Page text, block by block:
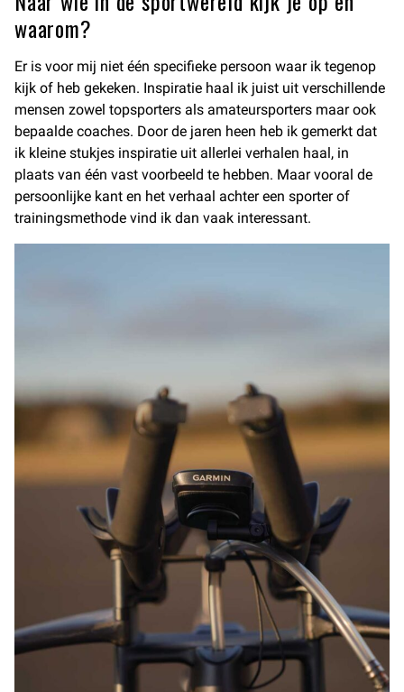
waarom?
Er is voor mij niet één specifieke persoon waar ik tegenop
kijk of heb gekeken. Inspiratie haal ik juist uit verschillende
mensen zowel topsporters als amateursporters maar ook
bepaalde coaches. Door de jaren heen heb ik gemerkt dat
ik kleine stukjes inspiratie uit allerlei verhalen haal, in
plaats van één vast voorbeeld te hebben. Maar vooral de
persoonlijke kant en het verhaal achter een sporter of
trainingsmethode vind ik dan vaak interessant.